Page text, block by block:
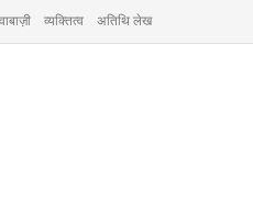
व्यक्तित्व अतिथि लेख